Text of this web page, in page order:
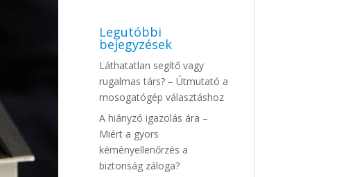
Legutóbbi
bejegyzések
Láthatatlan segítő vagy
rugalmas társ? – Útmutató a
mosogatógép választáshoz
A hiányzó igazolás ára –
Miért a gyors
kéményellenőrzés a
biztonság záloga?